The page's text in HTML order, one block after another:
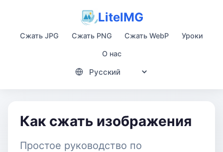
LiteIMG
Сжать JPG Сжать PNG Сжать WebP Уроки
О нас
Как сжать изображения
Простое руководство по